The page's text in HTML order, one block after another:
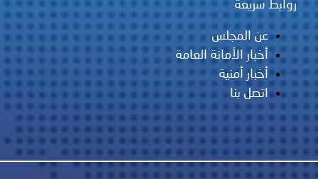
سريعة
عن المجلس
أخبار الأمانة العامة
أخبار أمنية
اتصل بنا